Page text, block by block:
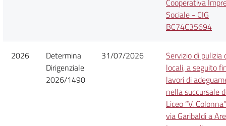
Sociale - CIG
BC74C35694
2026
Determina
Dirigenziale
2026/1490
31/07/2026
Servizio di pulizia
locali, a seguito
lavori di
nella succursale
Liceo “V.
via Garibaldi a